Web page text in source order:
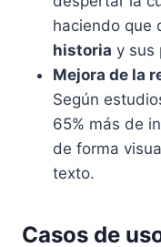
haciendo que
historia y sus
Mejora de la
Según
65% más de
de forma
texto.
Casos de